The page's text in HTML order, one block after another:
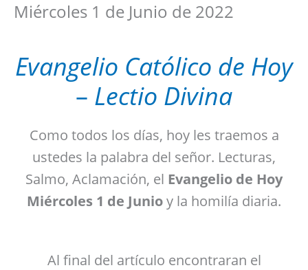
Miércoles 1 de Junio de 2022
Evangelio Católico de Hoy
– Lectio Divina
Como todos los días, hoy les traemos a
ustedes la palabra del señor. Lecturas,
Salmo, Aclamación, el Evangelio de Hoy
Miércoles 1 de Junioy la homilía diaria.
Al final del artículo encontraran el